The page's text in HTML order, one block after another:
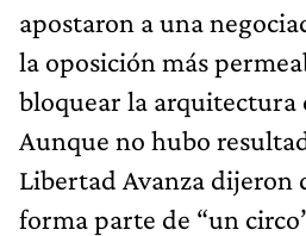
apostaron a una
la oposición más
bloquear la arquitectura
Aunque no hubo
Libertad Avanza dijeron
forma parte de “un